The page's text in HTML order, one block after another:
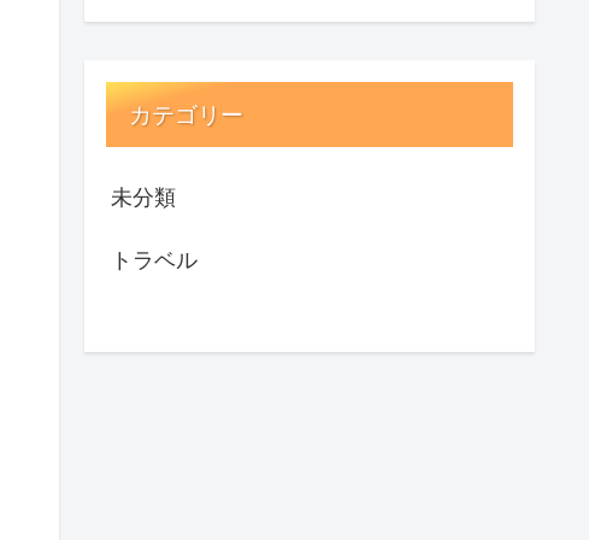
カテゴリー
未分類
トラベル